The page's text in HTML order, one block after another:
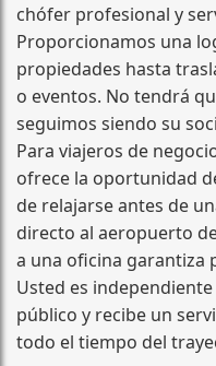
chófer profesional y
Proporcionamos una
propiedades hasta
o eventos. No tendrá
seguimos siendo su
Para viajeros de
ofrece la oportunidad
de relajarse antes de
directo al aeropuerto
a una oficina garantiza
Usted es
público y recibe un
todo el tiempo del